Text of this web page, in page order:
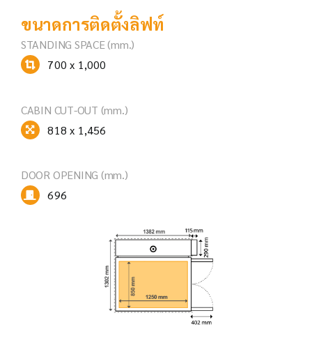
ขนาดการติดตั้งลิฟท์
STANDING SPACE (mm.)
700 x 1,000
CABIN CUT-OUT (mm.)
818 x 1,456
DOOR OPENING (mm.)
696